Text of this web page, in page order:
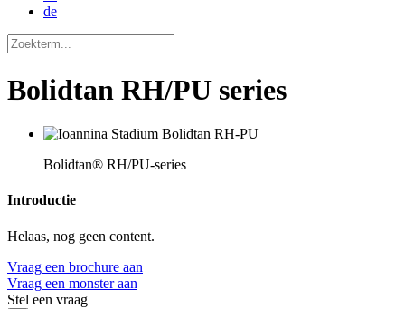
de
Bolidtan RH/PU series
Bolidtan® RH/PU-series
Introductie
Helaas, nog geen content.
Vraag een brochure aan
Vraag een monster aan
Stel een vraag